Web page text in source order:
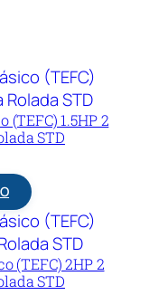
1.5HP 2
STD
(TEFC) 2HP 2
STD